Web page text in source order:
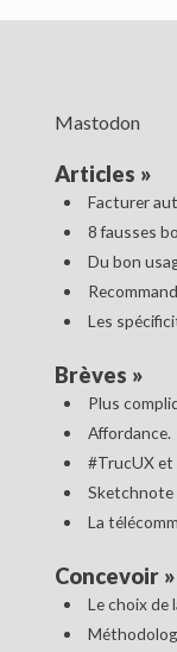
Mastodon
Articles »
Facturer
8 fausses
Du bon
Les
Brèves »
Plus
Affordance.
#TrucUX et
Sketchnote
La
Concevoir»
Le choix de